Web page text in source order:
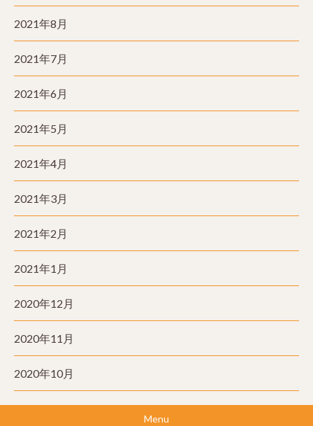
2021年8月
2021年7月
2021年6月
2021年5月
2021年4月
2021年3月
2021年2月
2021年1月
2020年12月
2020年11月
2020年10月
Menu